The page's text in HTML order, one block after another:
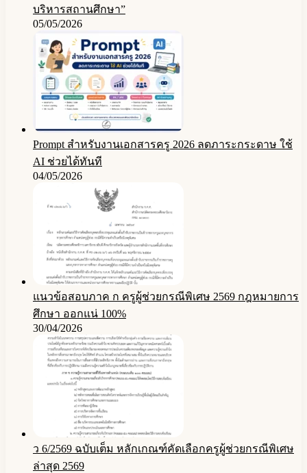
บริหารสถานศึกษา”
05/05/2026
Prompt สำหรับงานเอกสารครู 2026 ลดภาระกระดาษ ใช้
AI ช่วยได้ทันที
04/05/2026
แนวข้อสอบภาค ก ครูผู้ช่วยกรณีพิเศษ 2569 กฎหมายการ
ศึกษา ออกแน่ 100%
30/04/2026
ว 6/2569 ฉบับเต็ม หลักเกณฑ์คัดเลือกครูผู้ช่วยกรณีพิเศษ
ล่าสุด 2569